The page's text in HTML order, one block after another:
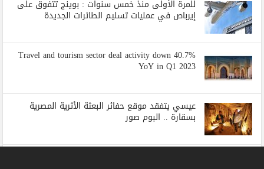
للمرة الأولى منذ خمس سنوات : بوينج تتفوق على
إيرباص في عمليات تسليم الطائرات الجديدة
Travel and tourism sector deal activity down 40.7%
YoY in Q1 2023
عيسي يتفقد موقع حفائر البعثة الأثرية المصرية
بسقارة .. البوم صور